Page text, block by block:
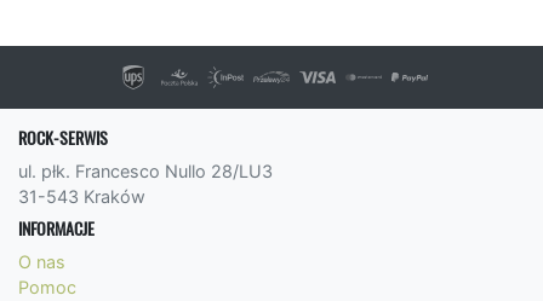
ROCK-SERWIS
ul. płk. Francesco Nullo 28/LU3
31-543 Kraków
INFORMACJE
O nas
Pomoc